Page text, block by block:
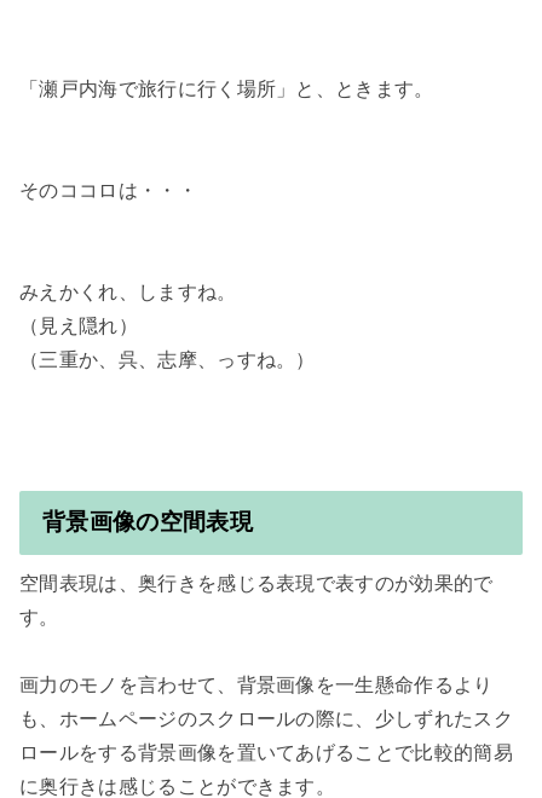
「瀬戸内海で旅行に行く場所」と、ときます。
そのココロは・・・
みえかくれ、しますね。
（見え隠れ）
（三重か、呉、志摩、っすね。）
背景画像の空間表現
空間表現は、奥行きを感じる表現で表すのが効果的で
す。
画力のモノを言わせて、背景画像を一生懸命作るより
も、ホームページのスクロールの際に、少しずれたスク
ロールをする背景画像を置いてあげることで比較的簡易
に奥行きは感じることができます。